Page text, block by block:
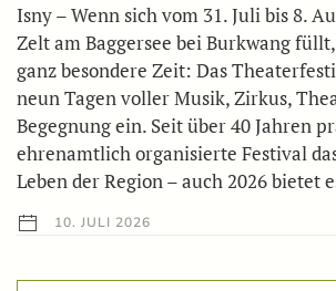
Isny – Wenn sich vom 31. Juli bis 8.
Zelt am Baggersee bei Burkwang
ganz besondere Zeit: Das
neun Tagen voller Musik, Zirkus,
Begegnung ein. Seit über 40 Jahren
ehrenamtlich organisierte Festival
Leben der Region – auch 2026 bietet
10. JULI 2026